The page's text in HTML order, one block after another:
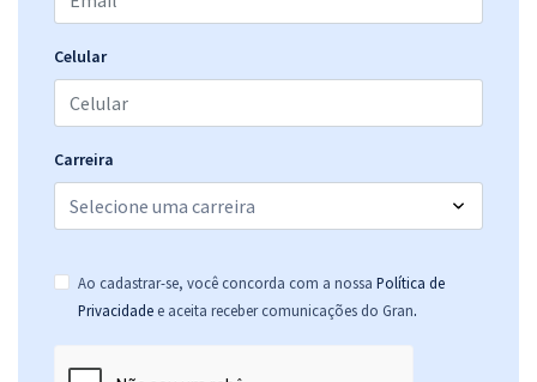
Celular
Carreira
Ao cadastrar-se, você concorda com a nossa Política de
Privacidade e aceita receber comunicações do Gran.